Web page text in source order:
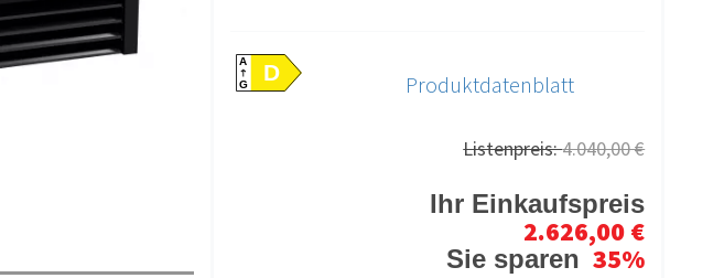
A
GD Produktdatenblatt
Listenpreis:4.040,00 €
Ihr Einkaufspreis
2.626,00 €
Sie sparen 35%